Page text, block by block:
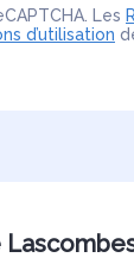
Les
d’utilisation